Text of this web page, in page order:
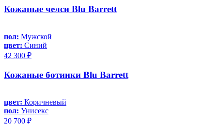
Кожаные челси Blu Barrett
пол: Мужской
цвет: Синий
42 300 ₽
Кожаные ботинки Blu Barrett
цвет: Коричневый
пол: Унисекс
20 700 ₽